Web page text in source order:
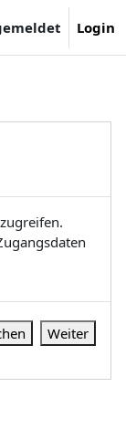
Login
Weiter